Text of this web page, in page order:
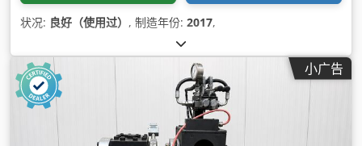
状况: 良好（使用过） , 制造年份: 2017,
小广告